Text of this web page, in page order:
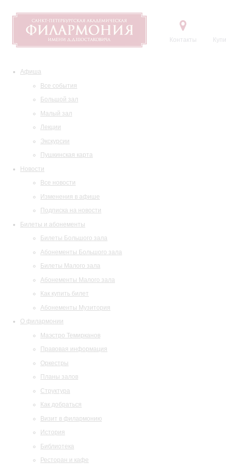
Контакты
Афиша
Все события
Большой зал
Малый зал
Лекции
Экскурсии
Пушкинская карта
Новости
Все новости
Изменения в афише
Подписка на новости
Билеты и абонементы
Билеты Большого зала
Абонементы Большого зала
Билеты Малого зала
Абонементы Малого зала
Как купить билет
Абонементы Музитория
О филармонии
Маэстро Темирканов
Правовая информация
Оркестры
Планы залов
Структура
Как добраться
Визит в филармонию
История
Библиотека
Ресторан и кафе